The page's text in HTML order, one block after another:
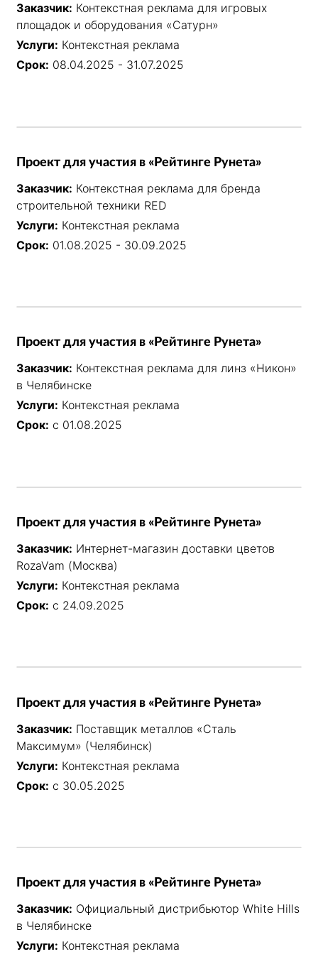
Заказчик: Контекстная реклама для игровых
площадок и оборудования «Сатурн»
Услуги: Контекстная реклама
Срок: 08.04.2025 - 31.07.2025
Проект для участия в «Рейтинге Рунета»
Заказчик: Контекстная реклама для бренда
строительной техники RED
Услуги: Контекстная реклама
Срок: 01.08.2025 - 30.09.2025
Проект для участия в «Рейтинге Рунета»
Заказчик: Контекстная реклама для линз «Никон»
в Челябинске
Услуги: Контекстная реклама
Срок: с 01.08.2025
Проект для участия в «Рейтинге Рунета»
Заказчик: Интернет-магазин доставки цветов
RozaVam (Москва)
Услуги: Контекстная реклама
Срок: с 24.09.2025
Проект для участия в «Рейтинге Рунета»
Заказчик: Поставщик металлов «Сталь
Максимум» (Челябинск)
Услуги: Контекстная реклама
Срок: с 30.05.2025
Проект для участия в «Рейтинге Рунета»
Заказчик: Официальный дистрибьютор White Hills
в Челябинске
Услуги: Контекстная реклама